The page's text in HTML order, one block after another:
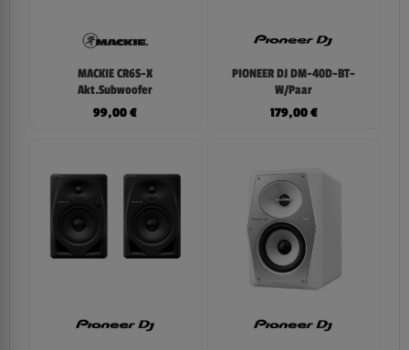
MACKIE CR6S-X
Akt.Subwoofer
99,00€
PIONEER DJ DM-40D-BT-
W/Paar
179,00€